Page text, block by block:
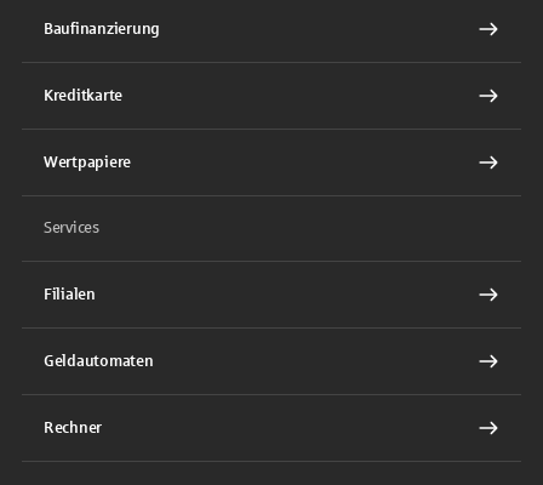
Baufinanzierung
Kreditkarte
Wertpapiere
Services
Filialen
Geldautomaten
Rechner